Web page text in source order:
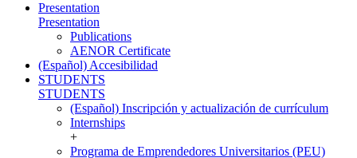
Presentation
Presentation
Publications
AENOR Certificate
(Español) Accesibilidad
STUDENTS
STUDENTS
(Español) Inscripción y actualización de currículum
Internships
+
Programa de Emprendedores Universitarios (PEU)